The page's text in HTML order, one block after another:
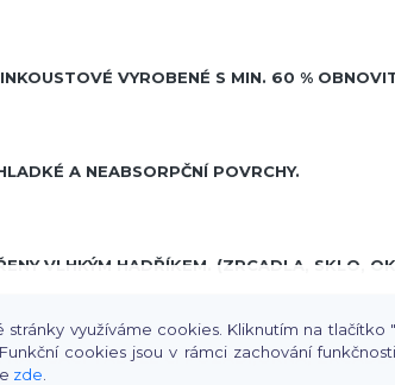
využíváme cookies. Kliknutím na
cookies jsou v rámci zachování
zde
VYROBENÉ S MIN. 60 %
A NEABSORPČNÍ POVRCHY.
VLHKÝM HADŘÍKEM. (ZRCADLA, SKLO,
NA PSACÍ TABULE ČI POZADÍ,OKNA,